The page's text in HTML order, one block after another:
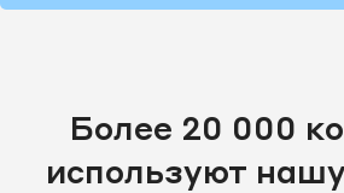
Более 20 000
используют